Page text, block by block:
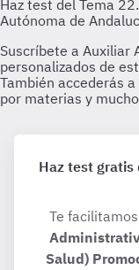
Haz test gratis
Te
Salud)